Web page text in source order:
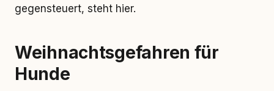
gegensteuert, steht hier.
Weihnachtsgefahren für
Hunde